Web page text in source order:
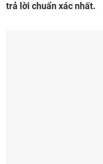
trả lời chuẩn xác nhất.